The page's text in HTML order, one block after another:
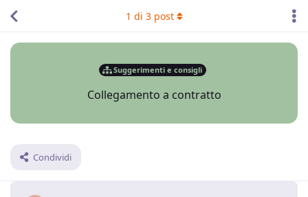
Suggerimenti e consigli
Collegamento a contratto
Condividi
1 di 3post